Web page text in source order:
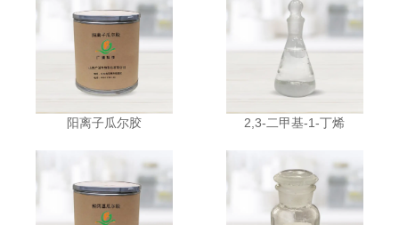
阳离子瓜尔胶 2,3-二甲基-1-丁烯